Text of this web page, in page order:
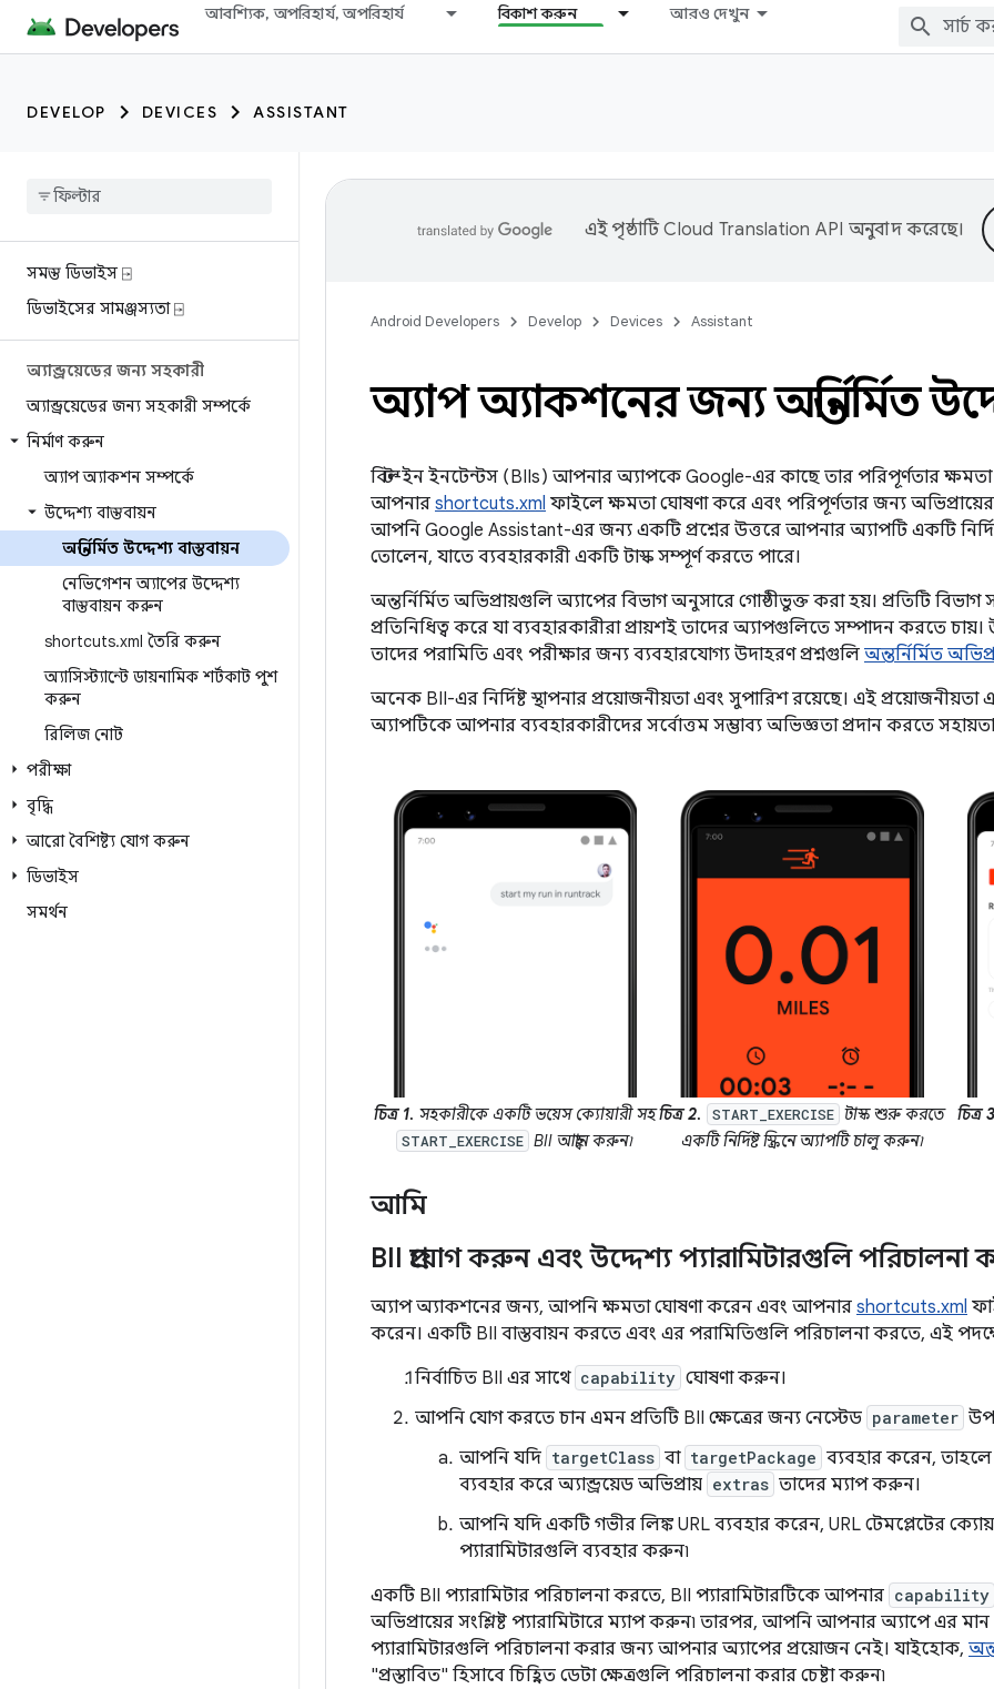
আবশ্যিক, অপরিহার্য, অপরিহার্য বিকাশ করুন আরও দেখুন
DEVELOP DEVICES ASSISTANT
সমস্ত ডিভাইস ⍈
ডিভাইসের সামঞ্জস্যতা ⍈
অ্যান্ড্রয়েডের জন্য সহকারী
অ্যান্ড্রয়েডের জন্য সহকারী সম্পর্কে
নির্মাণ করুন
অ্যাপ অ্যাকশন সম্পর্কে
উদ্দেশ্য বাস্তবায়ন
অন্তর্নির্মিত উদ্দেশ্য বাস্তবায়ন
নেভিগেশন অ্যাপের উদ্দেশ্য
বাস্তবায়ন করুন
shortcuts.xml তৈরি করুন
অ্যাসিস্ট্যান্টে ডায়নামিক শর্টকাট পুশ
করুন
রিলিজ নোট
পরীক্ষা
বৃদ্ধি
আরো বৈশিষ্ট্য যোগ করুন
ডিভাইস
সমর্থন
এই পৃষ্ঠাটিCloud Translation API অনুবাদ করেছে।
Android Developers Develop Devices Assistant
অ্যাপ অ্যাকশনের জন্য অন্তর্নির্মিত
বিল্ট-ইন ইনটেন্টস (BIIs) আপনার অ্যাপকে Google-এর কাছে তার পরিপূর্ণতার
আপনার shortcuts.xml ফাইলে ক্ষমতা ঘোষণা করে এবং পরিপূর্ণতার জন্য অভিপ্রায়ের
আপনি Google Assistant-এর জন্য একটি প্রশ্নের উত্তরে আপনার অ্যাপটি একটি
তোলেন, যাতে ব্যবহারকারী একটি টাস্ক সম্পূর্ণ করতে পারে।
অন্তর্নির্মিত অভিপ্রায়গুলি অ্যাপের বিভাগ অনুসারে গোষ্ঠীভুক্ত করা হয়। প্রতিটি
প্রতিনিধিত্ব করে যা ব্যবহারকারীরা প্রায়শই তাদের অ্যাপগুলিতে সম্পাদন করতে
তাদের পরামিতি এবং পরীক্ষার জন্য ব্যবহারযোগ্য উদাহরণ প্রশ্নগুলি অন্তর্নির্মিত
অনেক BII-এর নির্দিষ্ট স্থাপনার প্রয়োজনীয়তা এবং সুপারিশ রয়েছে। এই
অ্যাপটিকে আপনার ব্যবহারকারীদের সর্বোত্তম সম্ভাব্য অভিজ্ঞতা প্রদান করতে
চিত্র 1. সহকারীকে একটি ভয়েস ক্যোয়ারী সহ
START_EXERCISE BII আহ্বান করুন৷
চিত্র 2. START_EXERCISE টাস্ক শুরু করতে
একটি নির্দিষ্ট স্ক্রিনে অ্যাপটি চালু করুন৷
চিত্র
আমি
BII প্রয়োগ করুন এবং উদ্দেশ্য প্যারামিটারগুলি
অ্যাপ অ্যাকশনের জন্য, আপনি ক্ষমতা ঘোষণা করেন এবং আপনার shortcuts.xml
করেন। একটি BII বাস্তবায়ন করতে এবং এর পরামিতিগুলি পরিচালনা করতে, এই
নির্বাচিত BII এর সাথে capability ঘোষণা করুন।
আপনি যোগ করতে চান এমন প্রতিটি BII ক্ষেত্রের জন্য নেস্টেড parameter
আপনি যদি targetClass বা targetPackage ব্যবহার করেন,
ব্যবহার করে অ্যান্ড্রয়েড অভিপ্রায় extras তাদের ম্যাপ করুন।
আপনি যদি একটি গভীর লিঙ্ক URL ব্যবহার করেন, URL টেমপ্লেটের
প্যারামিটারগুলি ব্যবহার করুন৷
একটি BII প্যারামিটার পরিচালনা করতে, BII প্যারামিটারটিকে আপনার capability
অভিপ্রায়ের সংশ্লিষ্ট প্যারামিটারে ম্যাপ করুন৷ তারপর, আপনি আপনার অ্যাপে এর
প্যারামিটারগুলি পরিচালনা করার জন্য আপনার অ্যাপের প্রয়োজন নেই। যাইহোক,
"প্রস্তাবিত" হিসাবে চিহ্নিত ডেটা ক্ষেত্রগুলি পরিচালনা করার চেষ্টা করুন৷